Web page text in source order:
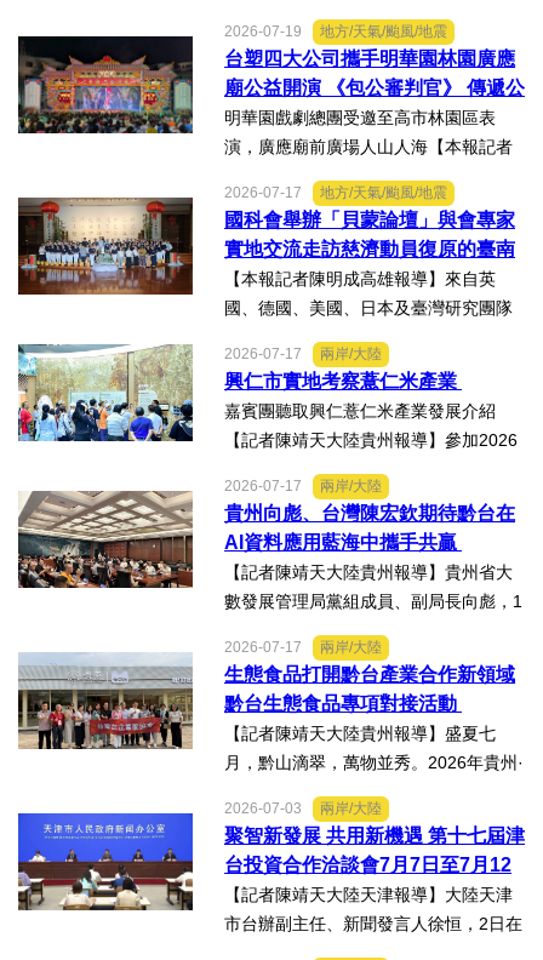
16日晚上在武漢武商夢時代一樓中庭溫
情上演，歌聲文脈聯結兩地，這場融美
食、文創、歌舞、匠人分享...
2026-07-19 地方/天氣/颱風/地震
台塑四大公司攜手明華園林園廣應
廟公益開演 《包公審判官》 傳遞公
義與自省精神
明華園戲劇總團受邀至高市林園區表
演，廣應廟前廣場人山人海【本報記者
台塑石化等四大公司邀請由當家小生孫
翠鳳領軍的明華園戲劇總團，周末晚在
高雄市林園區廣應廟公益演...
2026-07-17 地方/天氣/颱風/地震
國科會舉辦「貝蒙論壇」與會專家
實地交流走訪慈濟動員復原的臺南
楠西地震及丹娜絲風災區
【本報記者陳明成高雄報導】來自英
國、德國、美國、日本及臺灣研究團隊
科會舉辦的「貝蒙論壇」，實地交流活
動走訪臺南楠西地震及丹娜絲風災區，
慈濟動員資金與萬人次的復原...
2026-07-17 兩岸/大陸
興仁市實地考察薏仁米產業
嘉賓團聽取興仁薏仁米產業發展介紹
【記者陳靖天大陸貴州報導】參加2026
色產業助力鄉村振興對接會的臺灣嘉賓
組團，7月15日，到興仁市實地考察，深
入調研興仁薏仁米...
2026-07-17 兩岸/大陸
貴州向彪、台灣陳宏欽期待黔台在
AI資料應用藍海中攜手共贏
【記者陳靖天大陸貴州報導】貴州省大
數發展管理局黨組成員、副局長向彪，1
作懇談會黔台大數據與人工智能產業對
接會上表示，召開黔台大數據與人工智
能產業對接會，旨在搭建兩...
2026-07-17 兩岸/大陸
生態食品打開黔台產業合作新領域
黔台生態食品專項對接活動
【記者陳靖天大陸貴州報導】盛夏七
月，黔山滴翠，萬物並秀。2026年貴州·
品專項對接活動」於7月13日至16日舉
行。近30名台商代表跨海而來，踏訪貴
州生態食品產業一線，...
2026-07-03 兩岸/大陸
聚智新發展 共用新機遇 第十七屆津
台投資合作洽談會7月7日至7月12
日在天津舉辦
【記者陳靖天大陸天津報導】大陸天津
市台辦副主任、新聞發言人徐恒，2日在